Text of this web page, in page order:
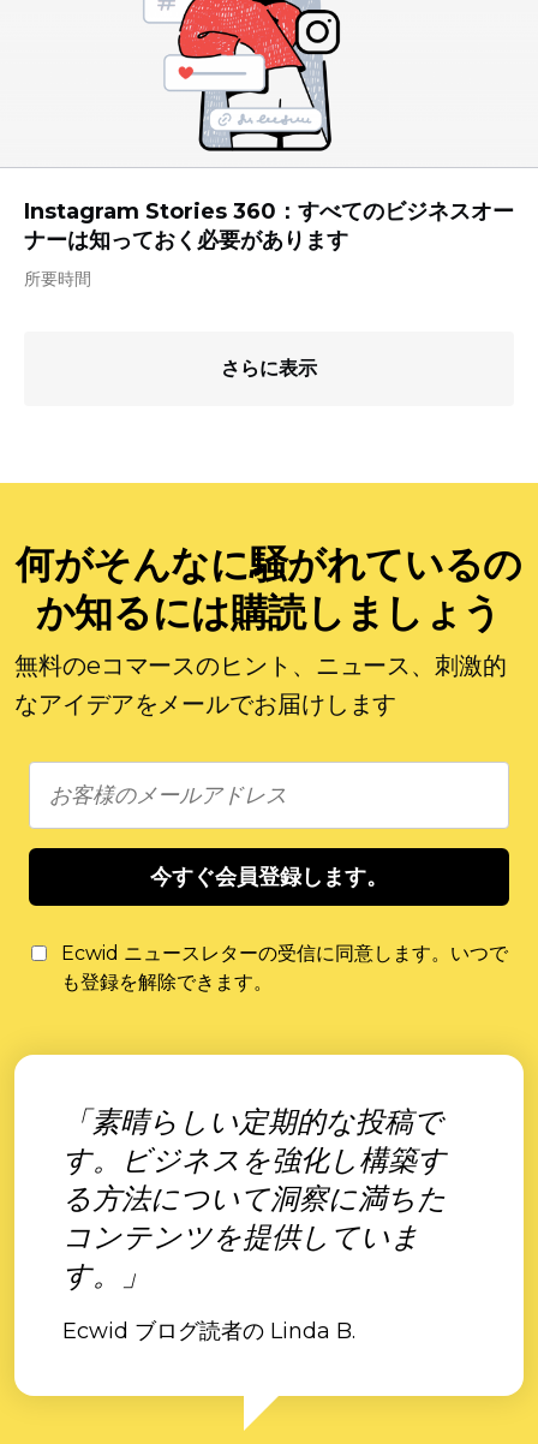
Instagram Stories 360：すべてのビジネスオー
ナーは知っておく必要があります
所要時間
さらに表示
何がそんなに騒がれているの
か知るには購読しましょう
無料のeコマースのヒント、ニュース、刺激的
なアイデアをメールでお届けします
今すぐ会員登録します。
Ecwid ニュースレターの受信に同意します。いつで
も登録を解除できます。
「素晴らしい定期的な投稿で
す。ビジネスを強化し構築す
る方法について洞察に満ちた
コンテンツを提供していま
す。」
Ecwid ブログ読者の Linda B.